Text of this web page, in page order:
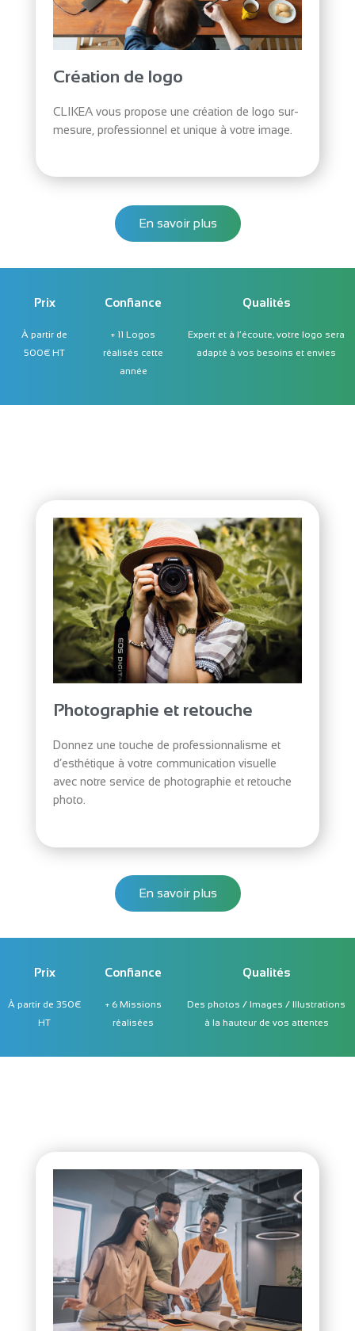
En savoir plus
Création de logo
CLIKEA vous propose une création de logo sur-
mesure, professionnel et unique à votre image.
Prix
À partir de
500€ HT
Confiance
+ 11 Logos
réalisés cette
année
Qualités
Expert et à l’écoute, votre logo sera
adapté à vos besoins et envies
Photographie et retouche
Donnez une touche de professionnalisme et
d’esthétique à votre communication visuelle
avec notre service de photographie et retouche
photo.
En savoir plus
Prix
À partir de 350€
HT
Confiance
+ 6 Missions
réalisées
Qualités
Des photos / Images / Illustrations
à la hauteur de vos attentes